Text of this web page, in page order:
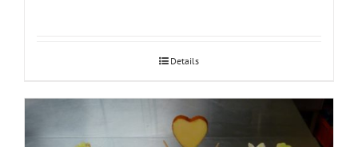
Details